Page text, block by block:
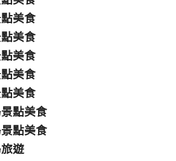
美食
美食
美食
美食
美食
點美食
點美食
遊